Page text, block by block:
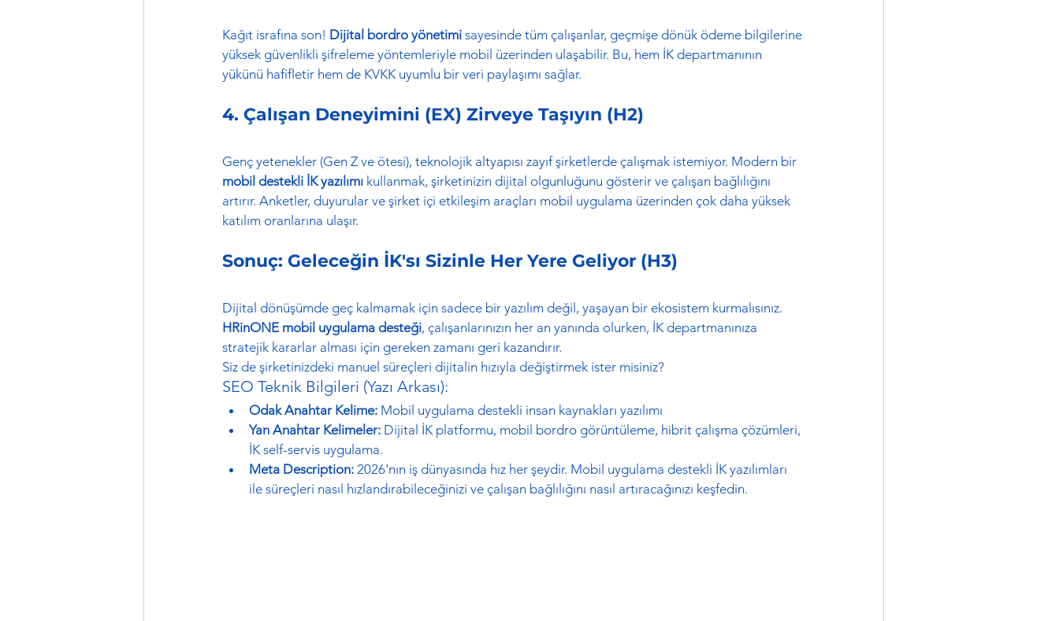
Kağıt israfına son! Dijital bordro yönetimi sayesinde tüm çalışanlar, geçmişe dönük ödeme bilgilerine
yüksek güvenlikli şifreleme yöntemleriyle mobil üzerinden ulaşabilir. Bu, hem İK departmanının
yükünü hafifletir hem de KVKK uyumlu bir veri paylaşımı sağlar.
4. Çalışan Deneyimini (EX) Zirveye Taşıyın (H2)
Genç yetenekler (Gen Z ve ötesi), teknolojik altyapısı zayıf şirketlerde çalışmak istemiyor. Modern bir
mobil destekli İK yazılımı kullanmak, şirketinizin dijital olgunluğunu gösterir ve çalışan bağlılığını
artırır. Anketler, duyurular ve şirket içi etkileşim araçları mobil uygulama üzerinden çok daha yüksek
katılım oranlarına ulaşır.
Sonuç: Geleceğin İK'sı Sizinle Her Yere Geliyor (H3)
Dijital dönüşümde geç kalmamak için sadece bir yazılım değil, yaşayan bir ekosistem kurmalısınız.
HRinONE mobil uygulama desteği, çalışanlarınızın her an yanında olurken, İK departmanınıza
stratejik kararlar alması için gereken zamanı geri kazandırır.
Siz de şirketinizdeki manuel süreçleri dijitalin hızıyla değiştirmek ister misiniz?
SEO Teknik Bilgileri (Yazı Arkası):
Odak Anahtar Kelime: Mobil uygulama destekli insan kaynakları yazılımı
Yan Anahtar Kelimeler: Dijital İK platformu, mobil bordro görüntüleme, hibrit çalışma çözümleri,
İK self-servis uygulama.
Meta Description: 2026'nın iş dünyasında hız her şeydir. Mobil uygulama destekli İK yazılımları
ile süreçleri nasıl hızlandırabileceğinizi ve çalışan bağlılığını nasıl artıracağınızı keşfedin.